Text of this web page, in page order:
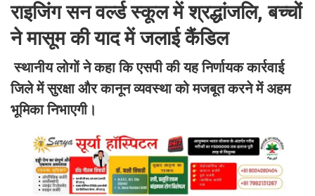
राइजिंग सन वर्ल्ड स्कूल में श्रद्धांजलि, बच्चों
ने मासूम की याद में जलाई कैंडिल ​​​​​​​
स्थानीय लोगों ने कहा कि एसपी की यह निर्णायक कार्रवाई
जिले में सुरक्षा और कानून व्यवस्था को मजबूत करने में अहम
भूमिका निभाएगी।